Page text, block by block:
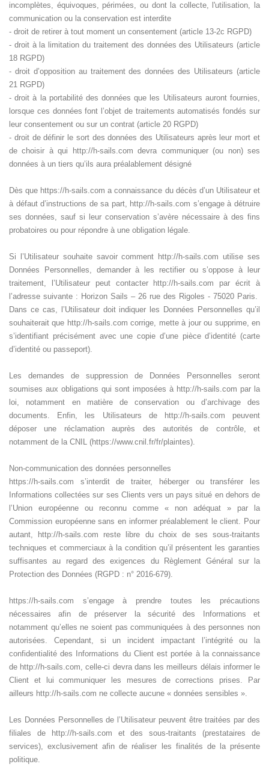
incomplètes, équivoques, périmées, ou dont la collecte, l'utilisation, la
communication ou la conservation est interdite
- droit de retirer à tout moment un consentement (article 13-2c RGPD)
- droit à la limitation du traitement des données des Utilisateurs (article
18 RGPD)
- droit d’opposition au traitement des données des Utilisateurs (article
21 RGPD)
- droit à la portabilité des données que les Utilisateurs auront fournies,
lorsque ces données font l’objet de traitements automatisés fondés sur
leur consentement ou sur un contrat (article 20 RGPD)
- droit de définir le sort des données des Utilisateurs après leur mort et
de choisir à qui http://h-sails.com devra communiquer (ou non) ses
données à un tiers qu’ils aura préalablement désigné
Dès que https://h-sails.com a connaissance du décès d’un Utilisateur et
à défaut d’instructions de sa part, http://h-sails.com s’engage à détruire
ses données, sauf si leur conservation s’avère nécessaire à des fins
probatoires ou pour répondre à une obligation légale.
Si l’Utilisateur souhaite savoir comment http://h-sails.com utilise ses
Données Personnelles, demander à les rectifier ou s’oppose à leur
traitement, l’Utilisateur peut contacter http://h-sails.com par écrit à
l’adresse suivante : Horizon Sails – 26 rue des Rigoles - 75020 Paris.
Dans ce cas, l’Utilisateur doit indiquer les Données Personnelles qu’il
souhaiterait que http://h-sails.com corrige, mette à jour ou supprime, en
s’identifiant précisément avec une copie d’une pièce d’identité (carte
d’identité ou passeport).
Les demandes de suppression de Données Personnelles seront
soumises aux obligations qui sont imposées à http://h-sails.com par la
loi, notamment en matière de conservation ou d’archivage des
documents. Enfin, les Utilisateurs de http://h-sails.com peuvent
déposer une réclamation auprès des autorités de contrôle, et
notamment de la CNIL (https://www.cnil.fr/fr/plaintes).
Non-communication des données personnelles
https://h-sails.com s’interdit de traiter, héberger ou transférer les
Informations collectées sur ses Clients vers un pays situé en dehors de
l’Union européenne ou reconnu comme « non adéquat » par la
Commission européenne sans en informer préalablement le client. Pour
autant, http://h-sails.com reste libre du choix de ses sous-traitants
techniques et commerciaux à la condition qu’il présentent les garanties
suffisantes au regard des exigences du Règlement Général sur la
Protection des Données (RGPD : n° 2016-679).
https://h-sails.com s’engage à prendre toutes les précautions
nécessaires afin de préserver la sécurité des Informations et
notamment qu’elles ne soient pas communiquées à des personnes non
autorisées. Cependant, si un incident impactant l’intégrité ou la
confidentialité des Informations du Client est portée à la connaissance
de http://h-sails.com, celle-ci devra dans les meilleurs délais informer le
Client et lui communiquer les mesures de corrections prises. Par
ailleurs http://h-sails.com ne collecte aucune « données sensibles ».
Les Données Personnelles de l’Utilisateur peuvent être traitées par des
filiales de http://h-sails.com et des sous-traitants (prestataires de
services), exclusivement afin de réaliser les finalités de la présente
politique.